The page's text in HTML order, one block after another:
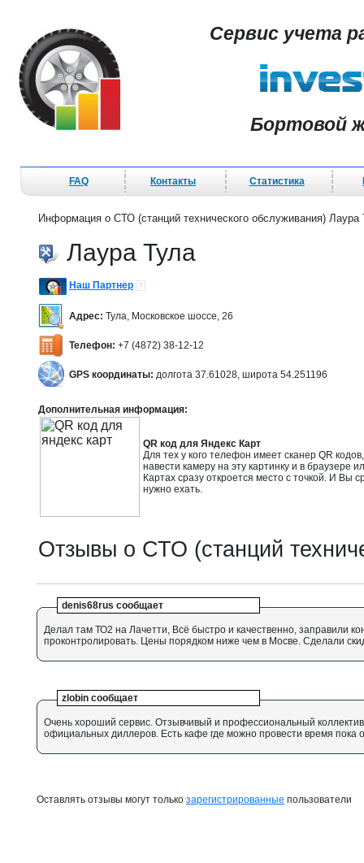
Сервис учета
Бортовой
FAQ Контакты Статистика
Информация о СТО (станций технического обслуживания) Лаура
Лаура Тула
Наш Партнер
Адрес: Тула, Московское шоссе, 26
Телефон: +7 (4872) 38-12-12
GPS координаты: долгота 37.61028, широта 54.251196
Дополнительная информация:
QR код для Яндекс Карт
Для тех у кого телефон имеет сканер QR
навести камеру на эту картинку и в браузере
Картах сразу откроется место с точкой. И Вы
нужно ехать.
Отзывы о СТО (станций
denis68rus сообщает
Делал там ТО2 на Лачетти, Всё быстро и качественно, заправили
проконтролировать. Цены порядком ниже чем в Мосве. Сделали
zlobin сообщает
Очень хороший сервис. Отзывчивый и профессиональный
официальных диллеров. Есть кафе где можно провести время
Оставлять отзывы могут только зарегистрированные пользователи